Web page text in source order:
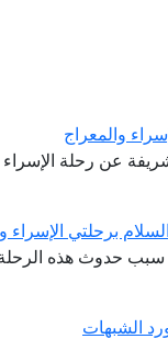
والمعراج
عن رحلة
برحلتي الإسراء
حدوث هذه الرحلة
الشبهات